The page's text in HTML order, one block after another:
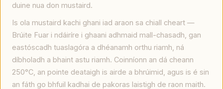
duine nua don mustaird.
Is ola mustaird kachi ghani iad araon sa chiall cheart —
Brúite Fuar i ndáiríre i ghaani adhmaid mall-chasadh, gan
eastóscadh tuaslagóra a dhéanamh orthu riamh, ná
díbholadh a bhaint astu riamh. Coinníonn an dá cheann
250°C, an pointe deataigh is airde a bhrúimid, agus is é sin
an fáth go bhfuil kadhai de pakoras laistigh de raon maith.